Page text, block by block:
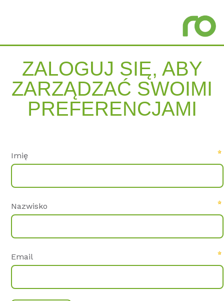
ZA­LO­GUJ SIĘ, ABY
ZARZĄDZAĆ SWO­I­MI
PRE­FE­REN­C­JA­MI
Imię
Nazwisko
Email